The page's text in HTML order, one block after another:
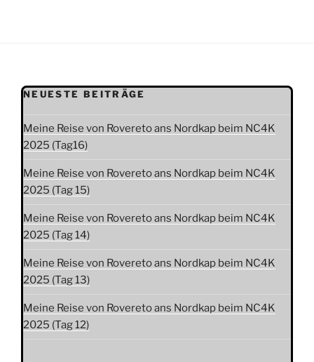
NEUESTE BEITRÄGE
Meine Reise von Rovereto ans Nordkap beim NC4K
2025 (Tag16)
Meine Reise von Rovereto ans Nordkap beim NC4K
2025 (Tag 15)
Meine Reise von Rovereto ans Nordkap beim NC4K
2025 (Tag 14)
Meine Reise von Rovereto ans Nordkap beim NC4K
2025 (Tag 13)
Meine Reise von Rovereto ans Nordkap beim NC4K
2025 (Tag 12)